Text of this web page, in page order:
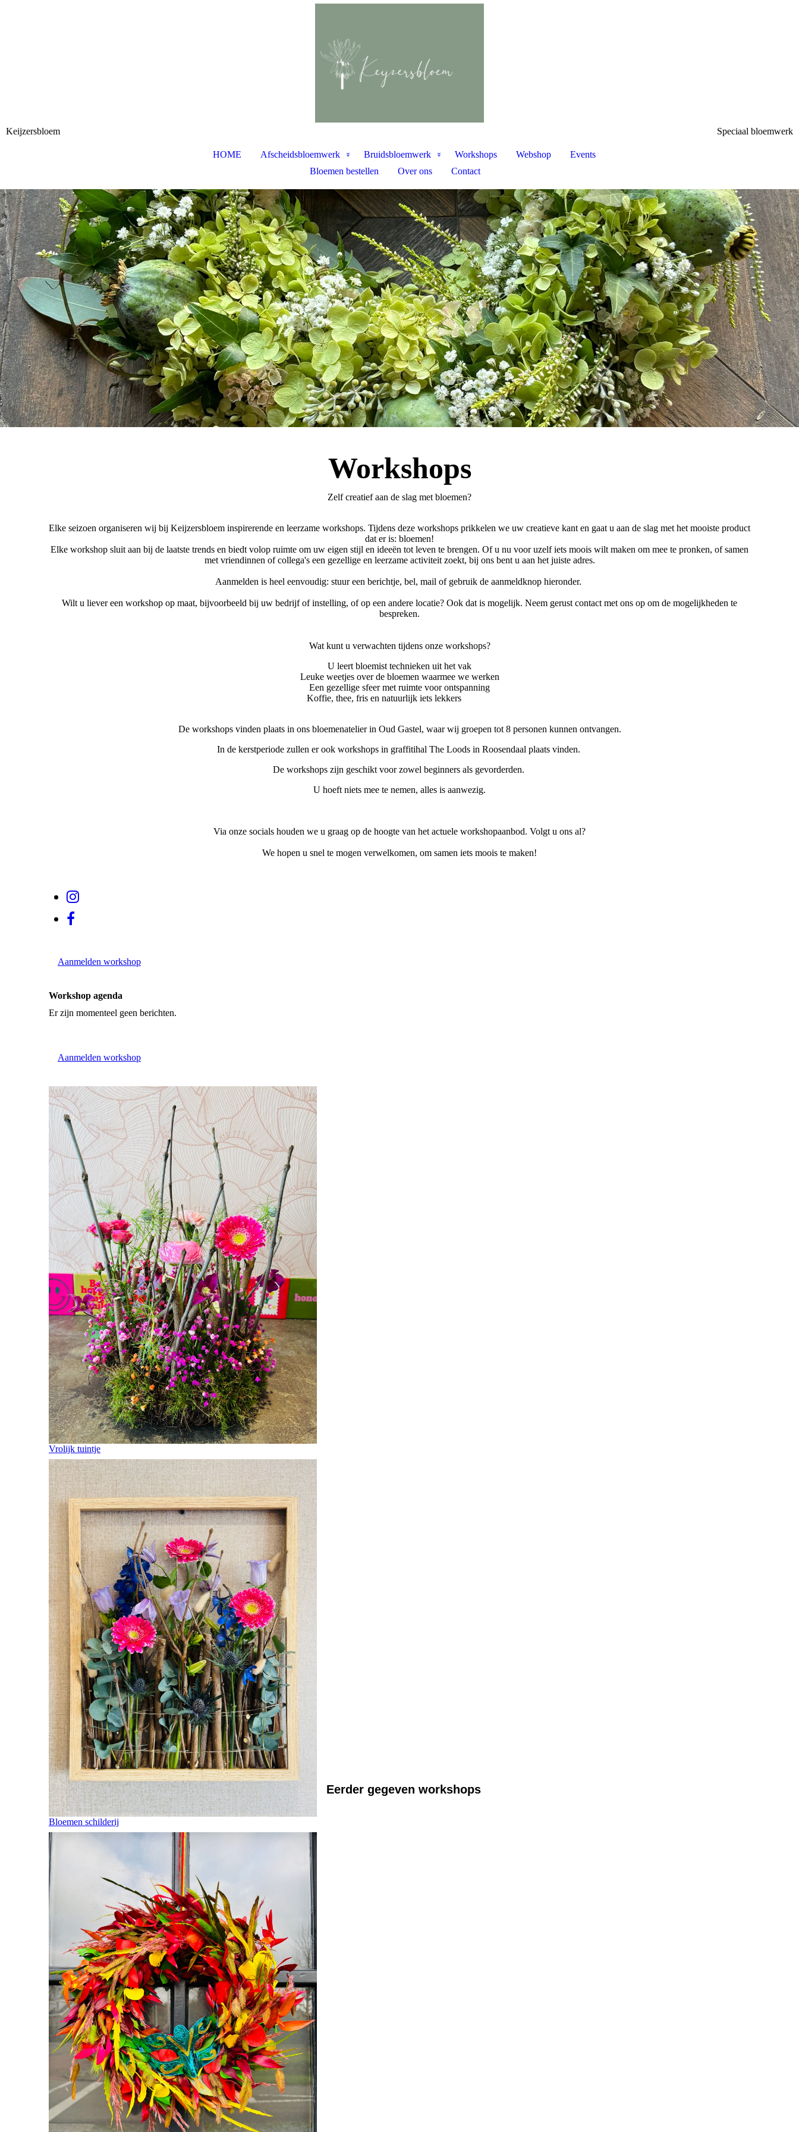
Keijzersbloem Speciaal bloemwerk
HOME Afscheidsbloemwerk Bruidsbloemwerk Workshops Webshop
Events
Bloemen bestellen
Over ons Contact
Workshops
Zelf creatief aan de slag met bloemen?
Elke seizoen organiseren wij bij Keijzersbloem inspirerende en leerzame workshops. Tijdens deze workshops prikkelen we uw creatieve kant en gaat u aan de slag met het mooiste product
dat er is: bloemen!
Elke workshop sluit aan bij de laatste trends en biedt volop ruimte om uw eigen stijl en ideeën tot leven te brengen. Of u nu voor uzelf iets moois wilt maken om mee te pronken, of samen
met vriendinnen of collega's een gezellige en leerzame activiteit zoekt, bij ons bent u aan het juiste adres.
Aanmelden is heel eenvoudig: stuur een berichtje, bel, mail of gebruik de aanmeldknop hieronder.
Wilt u liever een workshop op maat, bijvoorbeeld bij uw bedrijf of instelling, of op een andere locatie? Ook dat is mogelijk. Neem gerust contact met ons op om de mogelijkheden te
bespreken.
Wat kunt u verwachten tijdens onze workshops?
U leert bloemist technieken uit het vak
Leuke weetjes over de bloemen waarmee we werken
Een gezellige sfeer met ruimte voor ontspanning
Koffie, thee, fris en natuurlijk iets lekkers
De workshops vinden plaats in ons bloemenatelier in Oud Gastel, waar wij groepen tot 8 personen kunnen ontvangen.
In de kerstperiode zullen er ook workshops in graffitihal The Loods in Roosendaal plaats vinden.
De workshops zijn geschikt voor zowel beginners als gevorderden.
U hoeft niets mee te nemen, alles is aanwezig.
Via onze socials houden we u graag op de hoogte van het actuele workshopaanbod. Volgt u ons al?
We hopen u snel te mogen verwelkomen, om samen iets moois te maken!
Aanmelden workshop
Workshop agenda
Er zijn momenteel geen berichten.
Aanmelden workshop
Vrolijk tuintje
Bloemen schilderij
Eerder gegeven workshops